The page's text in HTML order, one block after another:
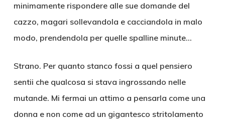
minimamente rispondere alle sue domande del
cazzo, magari sollevandola e cacciandola in malo
modo, prendendola per quelle spalline minute…
Strano. Per quanto stanco fossi a quel pensiero
sentii che qualcosa si stava ingrossando nelle
mutande. Mi fermai un attimo a pensarla come una
donna e non come ad un gigantesco stritolamento